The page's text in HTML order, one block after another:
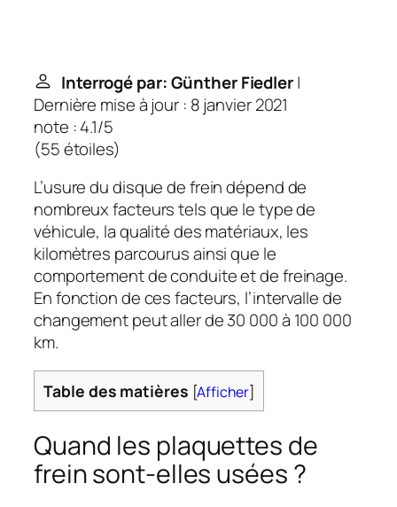
Interrogé par: Günther Fiedler|
Dernière mise à jour : 8 janvier 2021
note : 4.1/5
(55 étoiles)
L’usure du disque de frein dépend de
nombreux facteurs tels que le type de
véhicule, la qualité des matériaux, les
kilomètres parcourus ainsi que le
comportement de conduite et de freinage.
En fonction de ces facteurs, l’intervalle de
changement peut aller de 30 000 à 100 000
km.
Table des matières [Afficher]
Quand les plaquettes de
frein sont-elles usées ?